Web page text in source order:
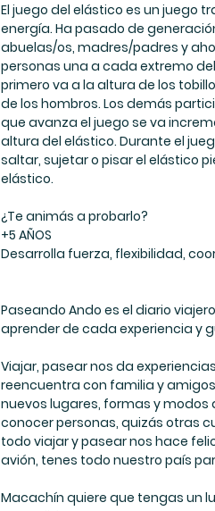
El juego del elástico es un juego
energía. Ha pasado de
abuelas/os, madres/padres y
personas una a cada extremo
primero va a la altura de los
de los hombros. Los demás
que avanza el juego se va
altura del elástico. Durante el
saltar, sujetar o pisar el elástico
elástico.
¿Te animás a probarlo?
+5 AÑOS
Desarrolla fuerza, flexibilidad,
Paseando Ando es el diario
aprender de cada experiencia y
Viajar, pasear nos da
reencuentra con familia y
nuevos lugares, formas y
conocer personas, quizás otras
todo viajar y pasear nos hace
avión, tenes todo nuestro país
Macachín quiere que tengas un